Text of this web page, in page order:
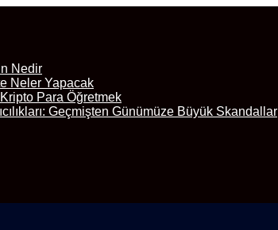
Nedir
Neler Yapacak
Para Öğretmek
Geçmişten Günümüze Büyük Skandallar